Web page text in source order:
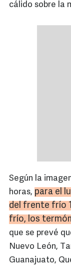
cálido sobre la
Según la
horas, para el
del frente frío
frío, los
que se prevé
Nuevo León,
Guanajuato,